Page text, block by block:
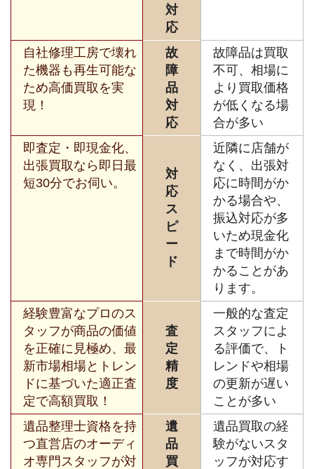
対
応
自社修理工房で壊れ
た機器も再生可能な
ため高価買取を実
現！
故
障
品
対
応
故障品は買取
不可、相場に
より買取価格
が低くなる場
合が多い
即査定・即現金化、
出張買取なら即日最
短30分でお伺い。
対
応
ス
ピ
ー
ド
近隣に店舗が
なく、出張対
応に時間がか
かる場合や、
振込対応が多
いため現金化
まで時間がか
かることがあ
ります。
経験豊富なプロのス
タッフが商品の価値
を正確に見極め、最
新市場相場とトレン
ドに基づいた適正査
定で高額買取！
査
定
精
度
一般的な査定
スタッフによ
る評価で、ト
レンドや相場
の更新が遅い
ことが多い
遺品整理士資格を持
つ直営店のオーディ
オ専門スタッフが対
遺
品
買
遺品買取の経
験がないスタ
ッフが対応す